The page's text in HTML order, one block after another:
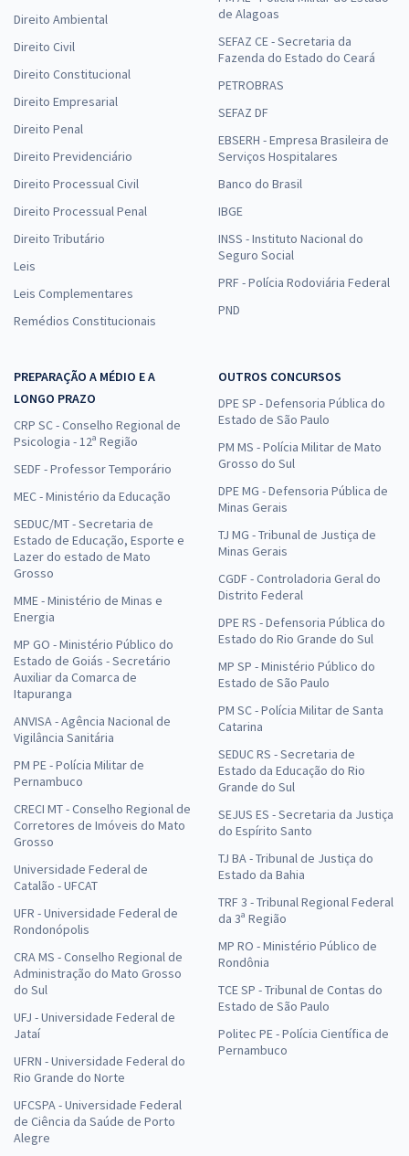
Direito Ambiental
Direito Civil
Direito Constitucional
Direito Empresarial
Direito Penal
Direito Previdenciário
Direito Processual Civil
Direito Processual Penal
Direito Tributário
Leis
Leis Complementares
Remédios Constitucionais
de Alagoas
SEFAZ CE - Secretaria da
Fazenda do Estado do Ceará
PETROBRAS
SEFAZ DF
EBSERH - Empresa Brasileira de
Serviços Hospitalares
Banco do Brasil
IBGE
INSS - Instituto Nacional do
Seguro Social
PRF - Polícia Rodoviária Federal
PND
PREPARAÇÃO A MÉDIO E A
LONGO PRAZO
CRP SC - Conselho Regional de
Psicologia - 12ª Região
SEDF - Professor Temporário
MEC - Ministério da Educação
SEDUC/MT - Secretaria de
Estado de Educação, Esporte e
Lazer do estado de Mato
Grosso
MME - Ministério de Minas e
Energia
MP GO - Ministério Público do
Estado de Goiás - Secretário
Auxiliar da Comarca de
Itapuranga
ANVISA - Agência Nacional de
Vigilância Sanitária
PM PE - Polícia Militar de
Pernambuco
CRECI MT - Conselho Regional de
Corretores de Imóveis do Mato
Grosso
Universidade Federal de
Catalão - UFCAT
UFR - Universidade Federal de
Rondonópolis
CRA MS - Conselho Regional de
Administração do Mato Grosso
do Sul
UFJ - Universidade Federal de
Jataí
UFRN - Universidade Federal do
Rio Grande do Norte
UFCSPA - Universidade Federal
de Ciência da Saúde de Porto
Alegre
OUTROS CONCURSOS
DPE SP - Defensoria Pública do
Estado de São Paulo
PM MS - Polícia Militar de Mato
Grosso do Sul
DPE MG - Defensoria Pública de
Minas Gerais
TJ MG - Tribunal de Justiça de
Minas Gerais
CGDF - Controladoria Geral do
Distrito Federal
DPE RS - Defensoria Pública do
Estado do Rio Grande do Sul
MP SP - Ministério Público do
Estado de São Paulo
PM SC - Polícia Militar de Santa
Catarina
SEDUC RS - Secretaria de
Estado da Educação do Rio
Grande do Sul
SEJUS ES - Secretaria da Justiça
do Espírito Santo
TJ BA - Tribunal de Justiça do
Estado da Bahia
TRF 3 - Tribunal Regional Federal
da 3ª Região
MP RO - Ministério Público de
Rondônia
TCE SP - Tribunal de Contas do
Estado de São Paulo
Politec PE - Polícia Científica de
Pernambuco